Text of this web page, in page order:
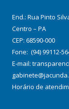
End.: Rua Pinto
Centro – PA
CEP: 68590-000
Fone: (94) 99112-
E-mail:
Horário de